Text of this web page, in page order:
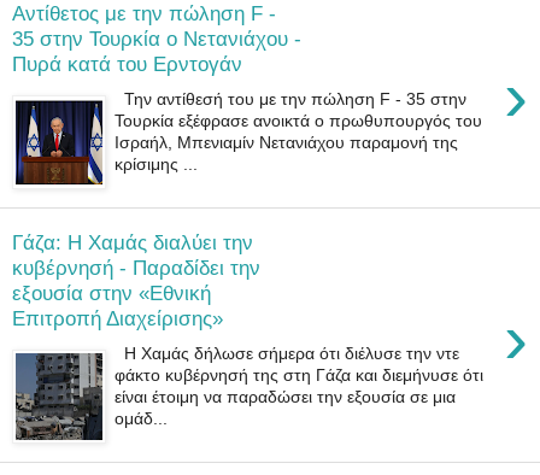
Αντίθετος με την πώληση F -
35 στην Τουρκία ο Nετανιάχου -
Πυρά κατά του Ερντογάν
›
Την αντίθεσή του με την πώληση F - 35 στην
Τουρκία εξέφρασε ανοικτά ο πρωθυπουργός του
Ισραήλ, Μπενιαμίν Nετανιάχου παραμονή της
κρίσιμης ...
Γάζα: Η Χαμάς διαλύει την
κυβέρνησή - Παραδίδει την
εξουσία στην «Εθνική
Επιτροπή Διαχείρισης»
›
Η Χαμάς δήλωσε σήμερα ότι διέλυσε την ντε
φάκτο κυβέρνησή της στη Γάζα και διεμήνυσε ότι
είναι έτοιμη να παραδώσει την εξουσία σε μια
ομάδ...